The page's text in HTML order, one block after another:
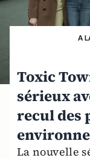
A
Toxic
sérieux
recul des
La nouvelle